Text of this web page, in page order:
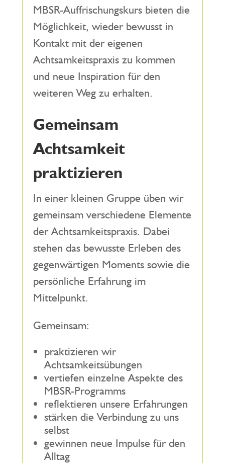
MBSR-Auffrischungskurs bieten die
Möglichkeit, wieder bewusst in
Kontakt mit der eigenen
Achtsamkeitspraxis zu kommen
und neue Inspiration für den
weiteren Weg zu erhalten.
Gemeinsam
Achtsamkeit
praktizieren
In einer kleinen Gruppe üben wir
gemeinsam verschiedene Elemente
der Achtsamkeitspraxis. Dabei
stehen das bewusste Erleben des
gegenwärtigen Moments sowie die
persönliche Erfahrung im
Mittelpunkt.
Gemeinsam:
praktizieren wir
Achtsamkeitsübungen
vertiefen einzelne Aspekte des
MBSR-Programms
reflektieren unsere Erfahrungen
stärken die Verbindung zu uns
selbst
gewinnen neue Impulse für den
Alltag